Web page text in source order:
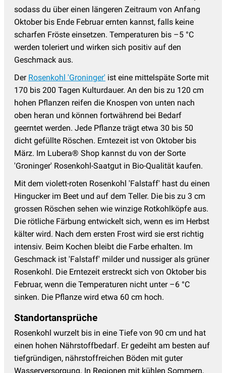
sodass du über einen längeren Zeitraum von Anfang
Oktober bis Ende Februar ernten kannst, falls keine
scharfen Fröste einsetzen. Temperaturen bis –5 °C
werden toleriert und wirken sich positiv auf den
Geschmack aus.
Der Rosenkohl 'Groninger' ist eine mittelspäte Sorte mit
170 bis 200 Tagen Kulturdauer. An den bis zu 120 cm
hohen Pflanzen reifen die Knospen von unten nach
oben heran und können fortwährend bei Bedarf
geerntet werden. Jede Pflanze trägt etwa 30 bis 50
dicht gefüllte Röschen. Erntezeit ist von Oktober bis
März. Im Lubera® Shop kannst du von der Sorte
'Groninger' Rosenkohl-Saatgut in Bio-Qualität kaufen.
Mit dem violett-roten Rosenkohl 'Falstaff' hast du einen
Hingucker im Beet und auf dem Teller. Die bis zu 3 cm
grossen Röschen sehen wie winzige Rotkohlköpfe aus.
Die rötliche Färbung entwickelt sich, wenn es im Herbst
kälter wird. Nach dem ersten Frost wird sie erst richtig
intensiv. Beim Kochen bleibt die Farbe erhalten. Im
Geschmack ist 'Falstaff' milder und nussiger als grüner
Rosenkohl. Die Erntezeit erstreckt sich von Oktober bis
Februar, wenn die Temperaturen nicht unter –6 °C
sinken. Die Pflanze wird etwa 60 cm hoch.
Standortansprüche
Rosenkohl wurzelt bis in eine Tiefe von 90 cm und hat
einen hohen Nährstoffbedarf. Er gedeiht am besten auf
tiefgründigen, nährstoffreichen Böden mit guter
Wasserversorgung. In Regionen mit kühlen Sommern,